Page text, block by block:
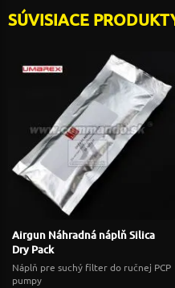
SÚVISIACE
Airgun Náhradná náplň Silica
Dry Pack
Náplň pre suchý filter do ručnej PCP
pumpy